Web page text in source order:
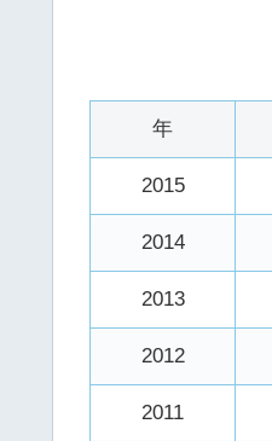
年
2015
2014
2013
2012
2011